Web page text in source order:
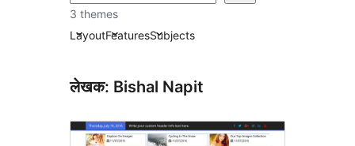
3 themes
LayoutFeaturesSubjects
लेखक: Bishal Napit